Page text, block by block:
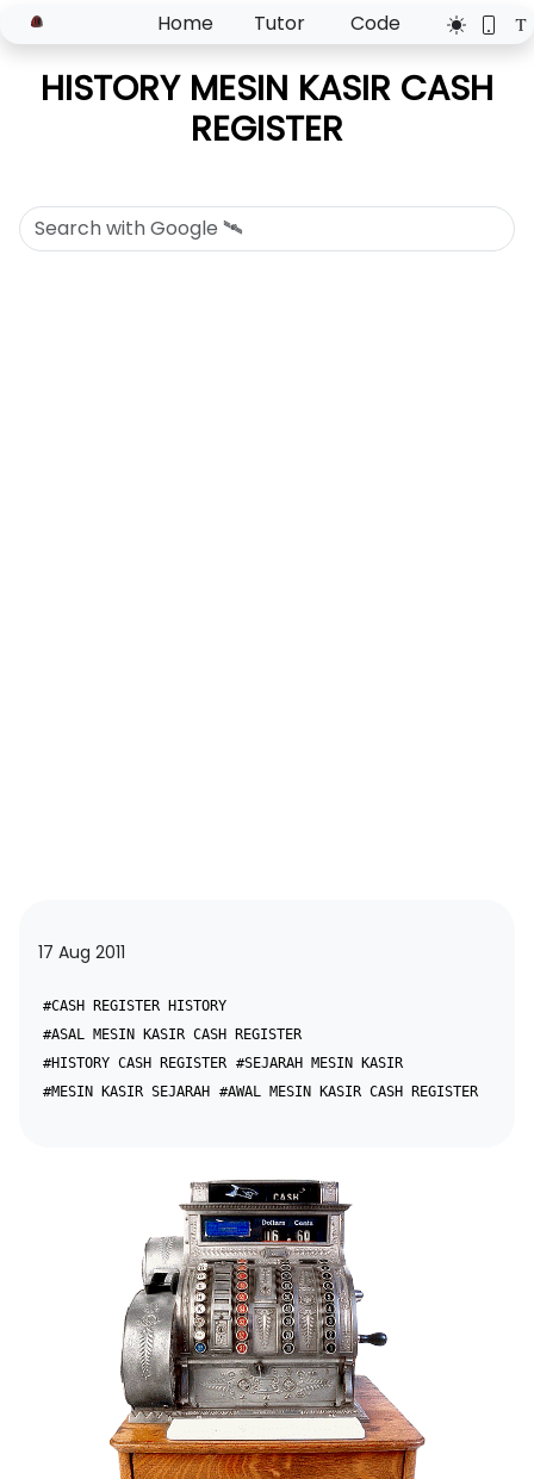
Home Tutor Code
HISTORY MESIN KASIR CASH
REGISTER
17 Aug 2011
#CASH REGISTER HISTORY
#ASAL MESIN KASIR CASH REGISTER
#HISTORY CASH REGISTER #SEJARAH MESIN KASIR
#MESIN KASIR SEJARAH #AWAL MESIN KASIR CASH REGISTER